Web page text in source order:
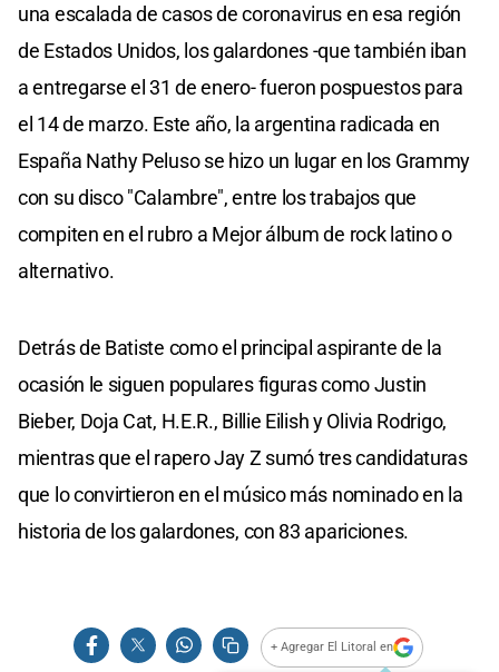
una escalada de casos de coronavirus en esa región
de Estados Unidos, los galardones -que también iban
a entregarse el 31 de enero- fueron pospuestos para
el 14 de marzo. Este año, la argentina radicada en
España Nathy Peluso se hizo un lugar en los Grammy
con su disco "Calambre", entre los trabajos que
compiten en el rubro a Mejor álbum de rock latino o
alternativo.
Detrás de Batiste como el principal aspirante de la
ocasión le siguen populares figuras como Justin
Bieber, Doja Cat, H.E.R., Billie Eilish y Olivia Rodrigo,
mientras que el rapero Jay Z sumó tres candidaturas
que lo convirtieron en el músico más nominado en la
historia de los galardones, con 83 apariciones.
+ Agregar El Litoral en